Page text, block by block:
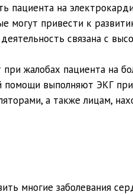
пациента на
могут привести к
связана с
жалобах пациента на
помощи выполняют ЭКГ
а также лицам,
многие заболевания